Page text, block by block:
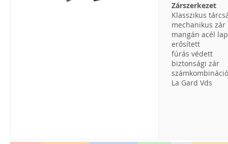
Zárszerkezet
Klasszikus
mechanikus zár
mangán acél
erősített
fúrás védett
biztonsági zár
La Gard Vds